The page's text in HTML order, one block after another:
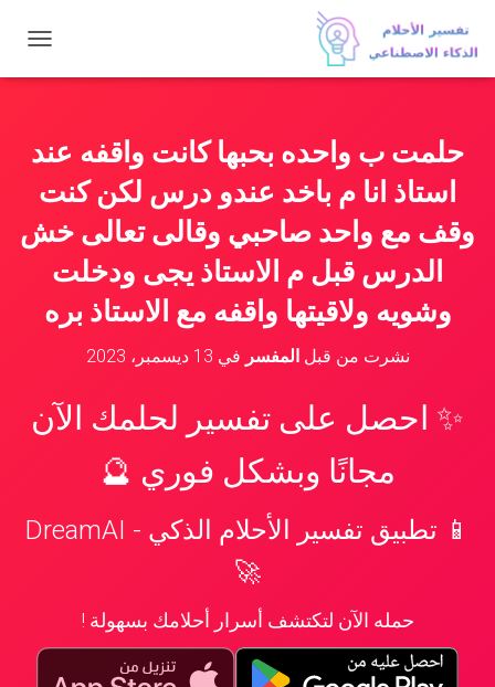
ب
ا
ت
ن
ق
حلمت ب واحده بحبها كانت واقفه عند
استاذ انا م باخد عندو درس لكن كنت
وقف مع واحد صاحبي وقالى تعالى خش
الدرس قبل م الاستاذ يجى ودخلت
وشويه ولاقيتها واقفه مع الاستاذ بره
نشرت من قبلالمفسر في 13 ديسمبر، 2023
✨ احصل على تفسير لحلمك الآن
مجانًا وبشكل فوري 🔮
📱 تطبيق تفسير الأحلام الذكي - DreamAI
🚀
حمله الآن لتكتشف أسرار أحلامك بسهولة !